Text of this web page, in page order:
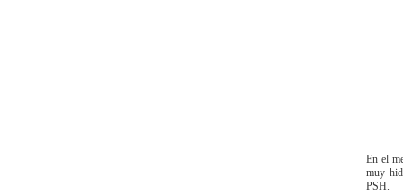
En el
muy
PSH.